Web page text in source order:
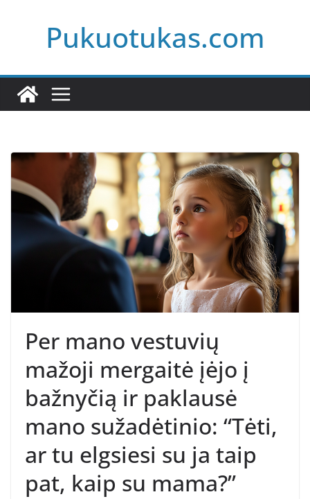
Pukuotukas.com
Per mano vestuvių
mažoji mergaitė įėjo į
bažnyčią ir paklausė
mano sužadėtinio: “Tėti,
ar tu elgsiesi su ja taip
pat, kaip su mama?”